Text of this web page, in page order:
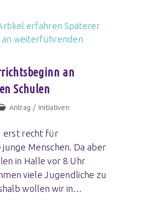
an
Schulen
Antrag / Initiativen
erst recht für
junge Menschen. Da aber
in Halle vor 8 Uhr
viele Jugendliche zu
wollen wir in…